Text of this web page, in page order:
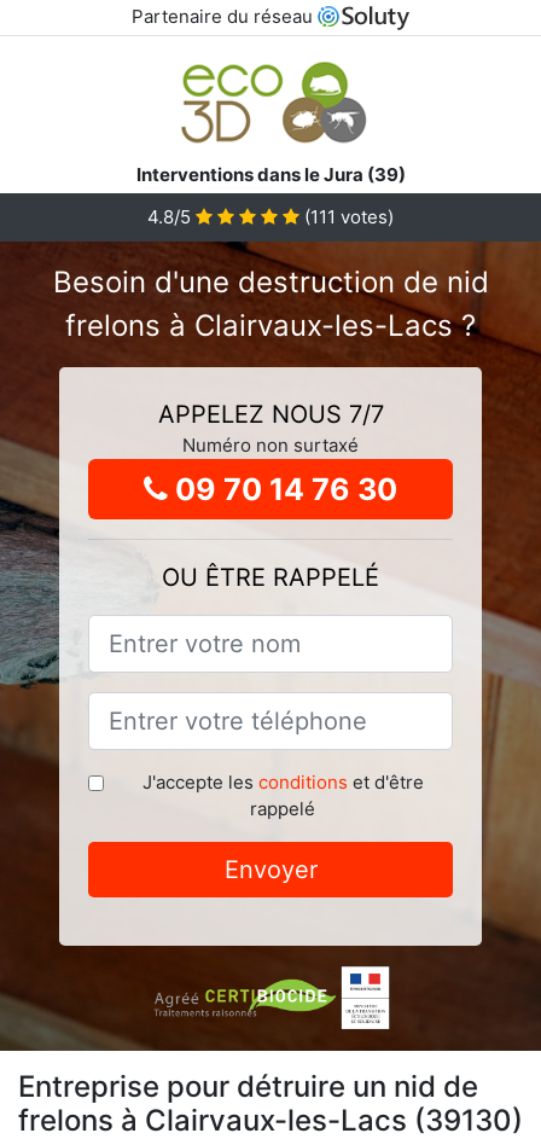
Partenaire du réseau
Interventions dans le Jura (39)
4.8/5 (111 votes)
Besoin d'une destruction de nid
frelons à Clairvaux-les-Lacs ?
APPELEZ NOUS 7/7
Numéro non surtaxé
09 70 14 76 30
OU ÊTRE RAPPELÉ
J'accepte les conditions et d'être
rappelé
Envoyer
Entreprise pour détruire un nid de
frelons à Clairvaux-les-Lacs (39130)